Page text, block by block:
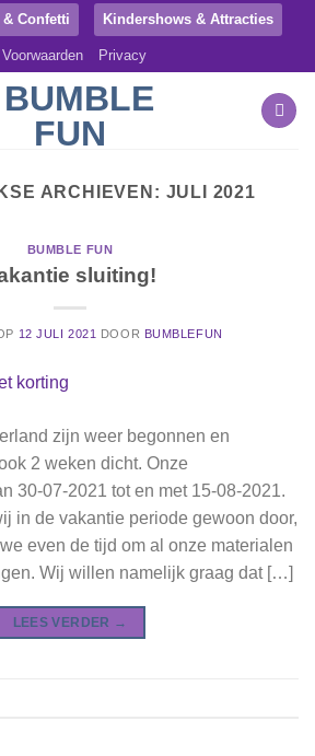
Confetti Kindershows & Attracties
Voorwaarden Privacy
ARCHIEVEN: JULI 2021
BUMBLE FUN
sluiting!
12 JULI 2021 DOOR BUMBLEFUN
zijn weer begonnen en
2 weken dicht. Onze
30-07-2021 tot en met 15-08-2021.
in de vakantie periode gewoon door,
even de tijd om al onze materialen
Wij willen namelijk graag dat […]
LEES VERDER →